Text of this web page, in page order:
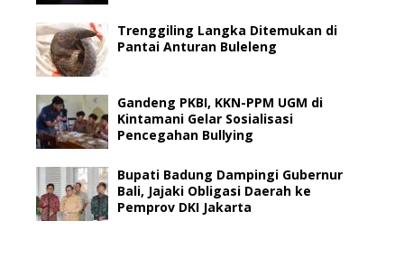
Trenggiling Langka Ditemukan di
Pantai Anturan Buleleng
Gandeng PKBI, KKN-PPM UGM di
Kintamani Gelar Sosialisasi
Pencegahan Bullying
Bupati Badung Dampingi Gubernur
Bali, Jajaki Obligasi Daerah ke
Pemprov DKI Jakarta